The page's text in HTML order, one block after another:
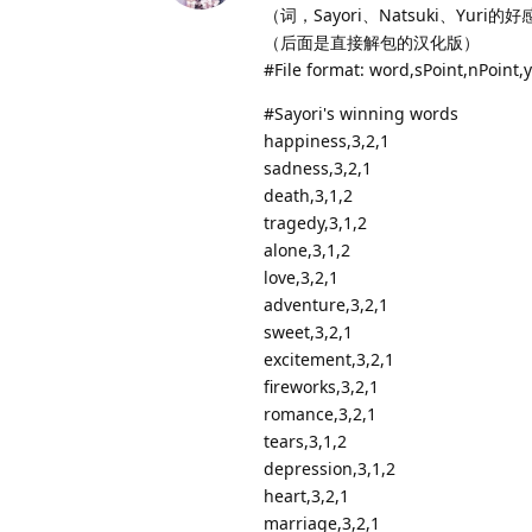
（词，Sayori、Natsuki、Yuri的好
（后面是直接解包的汉化版）
#File format:
#Sayori's winning words
happiness,3,2,1
sadness,3,2,1
death,3,1,2
tragedy,3,1,2
alone,3,1,2
love,3,2,1
adventure,3,2,1
sweet,3,2,1
excitement,3,2,1
fireworks,3,2,1
romance,3,2,1
tears,3,1,2
depression,3,1,2
heart,3,2,1
marriage,3,2,1